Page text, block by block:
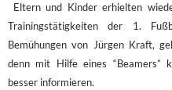
Eltern und Kinder erhielten
Trainingstätigkeiten der 1.
Bemühungen von Jürgen Kraft,
denn mit Hilfe eines “Beamers”
besser informieren.